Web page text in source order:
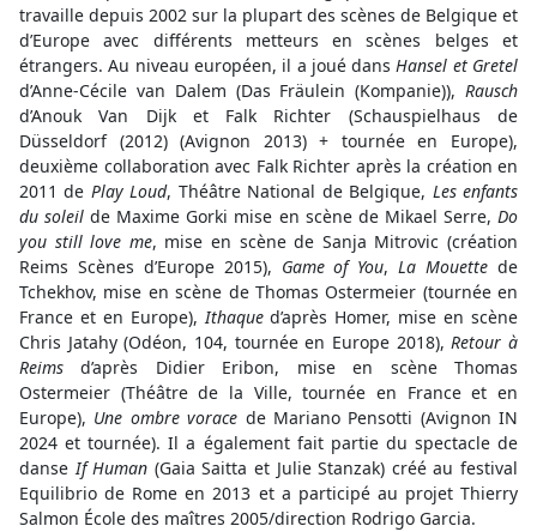
travaille depuis 2002 sur la plupart des scènes de Belgique et
d’Europe avec différents metteurs en scènes belges et
étrangers. Au niveau européen, il a joué dansHansel et Gretel
d’Anne-Cécile van Dalem (Das Fräulein (Kompanie)), Rausch
d’Anouk Van Dijk et Falk Richter (Schauspielhaus de
Düsseldorf (2012) (Avignon 2013) + tournée en Europe),
deuxième collaboration avec Falk Richter après la création en
2011 de Play Loud, Théâtre National de Belgique, Les enfants
du soleil de Maxime Gorki mise en scène de Mikael Serre,Do
you still love me, mise en scène de Sanja Mitrovic (création
Reims Scènes d’Europe 2015), Game of You,La Mouette de
Tchekhov, mise en scène de Thomas Ostermeier (tournée en
France et en Europe),Ithaqued’après Homer, mise en scène
Chris Jatahy (Odéon, 104, tournée en Europe 2018),Retour à
Reims d’après Didier Eribon, mise en scène Thomas
Ostermeier (Théâtre de la Ville, tournée en France et en
Europe), Une ombre vorace de Mariano Pensotti (Avignon IN
2024 et tournée). Il a également fait partie du spectacle de
danseIf Human (Gaia Saitta et Julie Stanzak) créé au festival
Equilibrio de Rome en 2013 et a participé au projet Thierry
Salmon École des maîtres 2005/direction Rodrigo Garcia.